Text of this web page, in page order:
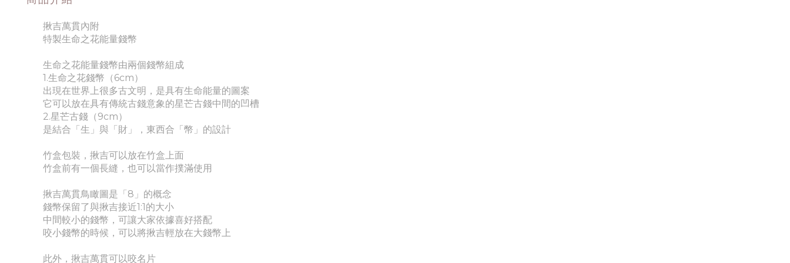
揪吉萬貫內附
特製生命之花能量錢幣
生命之花能量錢幣由兩個錢幣組成
1.生命之花錢幣（6cm）
出現在世界上很多古文明，是具有生命能量的圖案
它可以放在具有傳統古錢意象的星芒古錢中間的凹槽
2.星芒古錢（9cm）
是結合「生」與「財」，東西合「幣」的設計
竹盒包裝，揪吉可以放在竹盒上面
竹盒前有一個長縫，也可以當作撲滿使用
揪吉萬貫鳥瞰圖是「8」的概念
錢幣保留了與揪吉接近1:1的大小
中間較小的錢幣，可讓大家依據喜好搭配
咬小錢幣的時候，可以將揪吉輕放在大錢幣上
此外，揪吉萬貫可以咬名片